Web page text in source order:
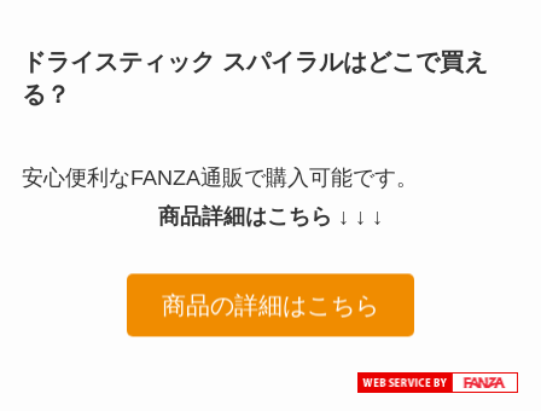
ドライスティック スパイラルはどこで買え
る？
安心便利なFANZA通販で購入可能です。
商品詳細はこちら ↓ ↓ ↓
商品の詳細はこちら